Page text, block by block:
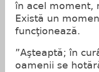
în acel moment,
Există un
funcţionează.
”Aşteaptă; în
oamenii se